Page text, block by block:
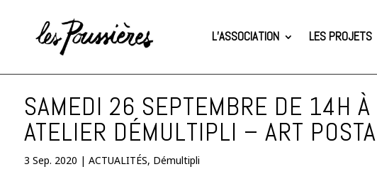
L’ASSOCIATION LES PROJETS
SAMEDI 26 SEPTEMBRE DE 14H
ATELIER DÉMULTIPLI – ART
3 Sep. 2020 | ACTUALITÉS, Démultipli